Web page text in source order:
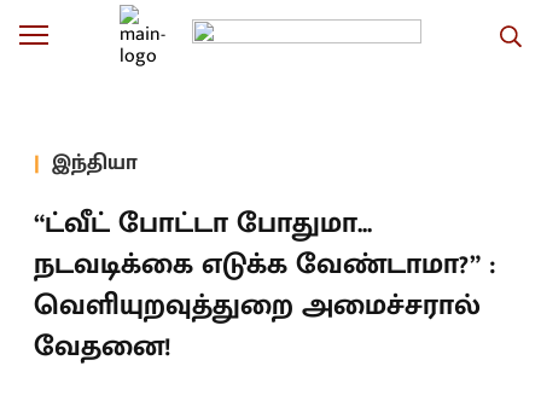
இந்தியா
“ட்வீட் போட்டா போதுமா...
நடவடிக்கை எடுக்க வேண்டாமா?” :
வெளியுறவுத்துறை அமைச்சரால்
வேதனை!